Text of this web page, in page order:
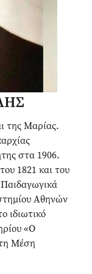
της Μαρίας.
στα 1906.
1821 και του
Αθηνών
ιδιωτικό
«Ο
Μέση